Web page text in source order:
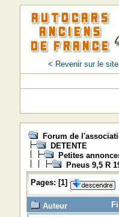
< Revenir sur le
Forum de
DETENTE
Petites
Pneus 9,5 R
Pages: [1]
Auteur